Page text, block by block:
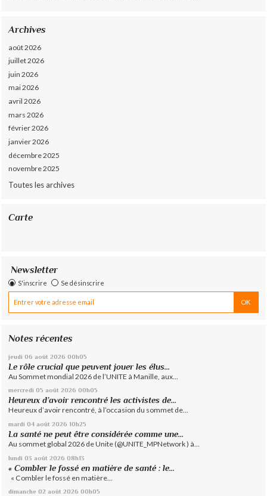
Archives
août 2026
juillet 2026
juin 2026
mai 2026
avril 2026
mars 2026
février 2026
janvier 2026
décembre 2025
novembre 2025
Toutes les archives
Carte
Newsletter
S'inscrire Se désinscrire
Notes récentes
jeudi 06 août 2026 00h05
Le rôle crucial que peuvent jouer les élus...
Au Sommet mondial 2026 de l’UNITE à Manille, aux...
mercredi 05 août 2026 00h05
Heureux d’avoir rencontré les activistes de...
Heureux d’avoir rencontré, à l’occasion du sommet de...
mardi 04 août 2026 10h25
La santé ne peut être considérée comme une...
Au sommet global 2026 de Unite (@UNITE_MPNetwork ) à...
lundi 03 août 2026 08h13
« Combler le fossé en matière de santé : le...
« Combler le fossé en matière...
dimanche 02 août 2026 00h05